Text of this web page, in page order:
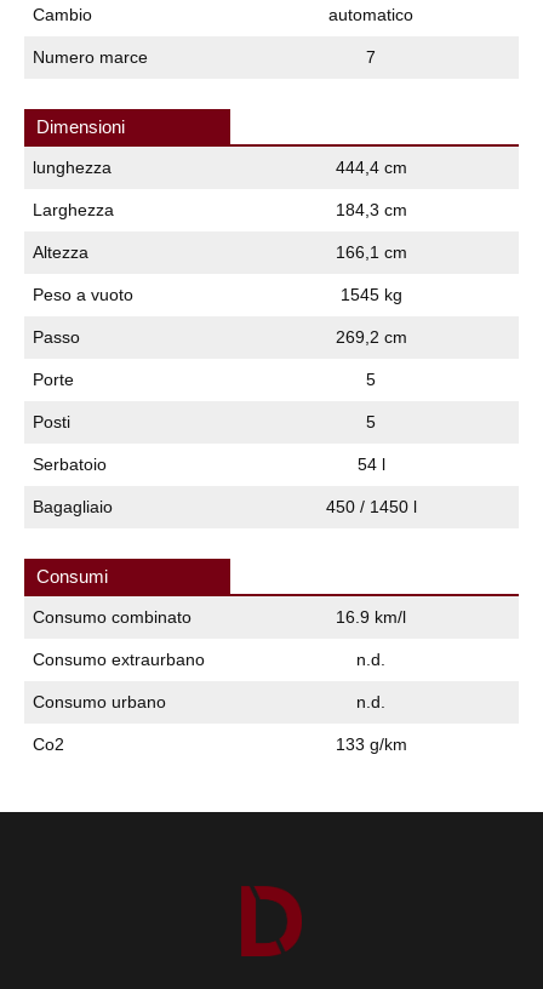
Cambio automatico
Numero marce 7
Dimensioni
lunghezza 444,4 cm
Larghezza 184,3 cm
Altezza 166,1 cm
Peso a vuoto 1545 kg
Passo 269,2 cm
Porte 5
Posti 5
Serbatoio 54 l
Bagagliaio 450 / 1450 l
Consumi
Consumo combinato 16.9 km/l
Consumo extraurbano n.d.
Consumo urbano n.d.
Co2 133 g/km